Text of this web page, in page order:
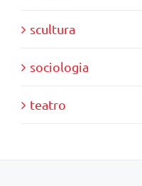
scultura
sociologia
teatro